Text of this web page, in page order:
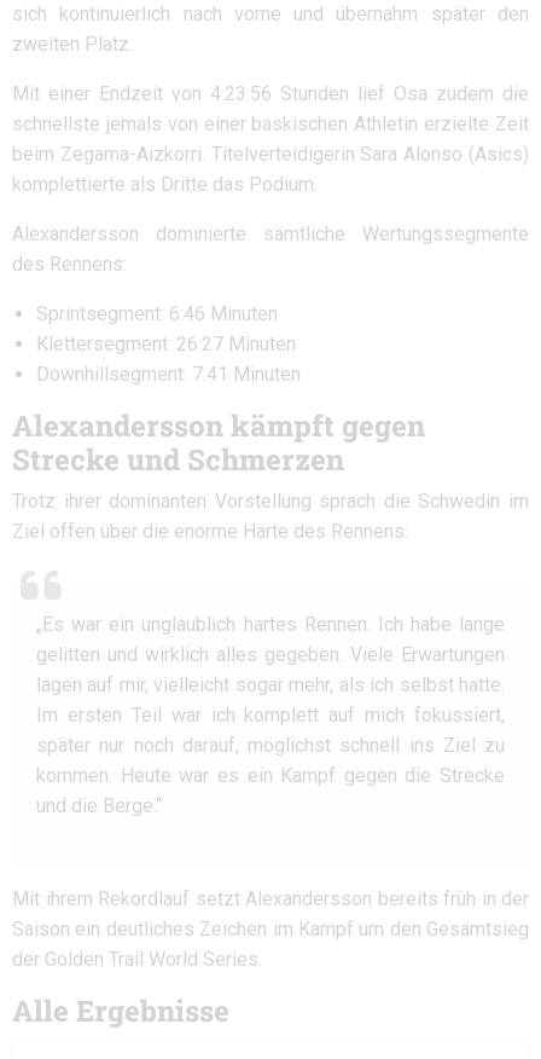
sich kontinuierlich nach vorne und übernahm später den
zweiten Platz.
Mit einer Endzeit von 4:23:56 Stunden lief Osa zudem die
schnellste jemals von einer baskischen Athletin erzielte Zeit
beim Zegama-Aizkorri. Titelverteidigerin Sara Alonso (Asics)
komplettierte als Dritte das Podium.
Alexandersson dominierte sämtliche Wertungssegmente
des Rennens:
Sprintsegment: 6:46 Minuten
Klettersegment: 26:27 Minuten
Downhillsegment: 7:41 Minuten
Alexandersson kämpft gegen
Strecke und Schmerzen
Trotz ihrer dominanten Vorstellung sprach die Schwedin im
Ziel offen über die enorme Härte des Rennens:
„Es war ein unglaublich hartes Rennen. Ich habe lange
gelitten und wirklich alles gegeben. Viele Erwartungen
lagen auf mir, vielleicht sogar mehr, als ich selbst hatte.
Im ersten Teil war ich komplett auf mich fokussiert,
später nur noch darauf, möglichst schnell ins Ziel zu
kommen. Heute war es ein Kampf gegen die Strecke
und die Berge.“
Mit ihrem Rekordlauf setzt Alexandersson bereits früh in der
Saison ein deutliches Zeichen im Kampf um den Gesamtsieg
der Golden Trail World Series.
Alle Ergebnisse